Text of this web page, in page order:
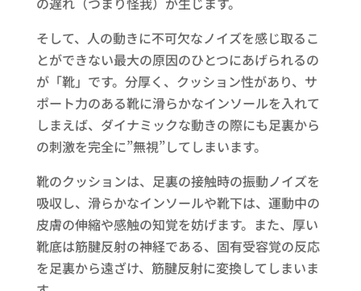
そして、人の動きに不可欠なノイズを感じ取るこ
とができない最大の原因のひとつにあげられるの
が「靴」です。分厚く、クッション性があり、サ
ポート力のある靴に滑らかなインソールを入れて
しまえば、ダイナミックな動きの際にも足裏から
の刺激を完全に”無視”してしまいます。
靴のクッションは、足裏の接触時の振動ノイズを
吸収し、滑らかなインソールや靴下は、運動中の
皮膚の伸縮や感触の知覚を妨げます。また、厚い
靴底は筋腱反射の神経である、固有受容覚の反応
を足裏から遠ざけ、筋腱反射に変換してしまいま